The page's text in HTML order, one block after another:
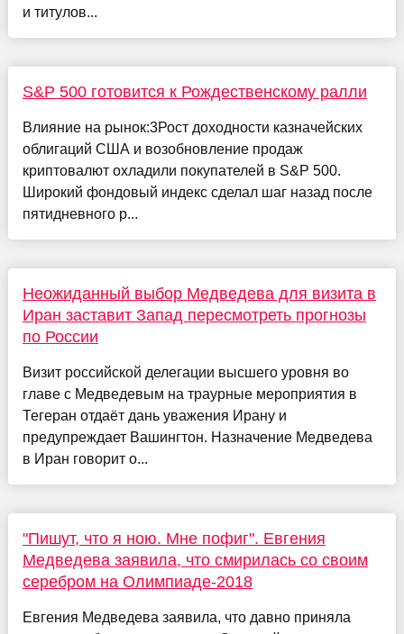
и титулов...
S&P 500 готовится к Рождественскому ралли
Влияние на рынок:3Рост доходности казначейских
облигаций США и возобновление продаж
криптовалют охладили покупателей в S&P 500.
Широкий фондовый индекс сделал шаг назад после
пятидневного р...
Неожиданный выбор Медведева для визита в
Иран заставит Запад пересмотреть прогнозы
по России
Визит российской делегации высшего уровня во
главе с Медведевым на траурные мероприятия в
Тегеран отдаёт дань уважения Ирану и
предупреждает Вашингтон. Назначение Медведева
в Иран говорит о...
"Пишут, что я ною. Мне пофиг". Евгения
Медведева заявила, что смирилась со своим
серебром на Олимпиаде-2018
Евгения Медведева заявила, что давно приняла